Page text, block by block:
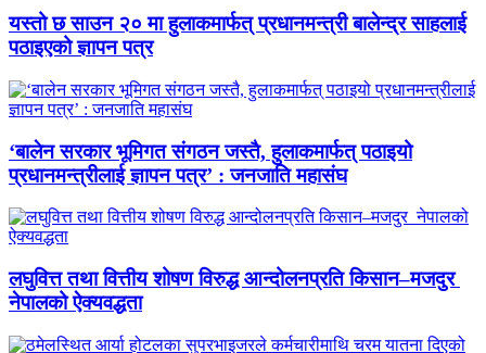
यस्तो छ साउन २० मा हुलाकमार्फत् प्रधानमन्त्री बालेन्द्र साहलाई
पठाइएको ज्ञापन पत्र
‘बालेन सरकार भूमिगत संगठन जस्तै, हुलाकमार्फत् पठाइयो
प्रधानमन्त्रीलाई ज्ञापन पत्र’ : जनजाति महासंघ
लघुवित्त तथा वित्तीय शोषण विरुद्ध आन्दोलनप्रति किसान–मजदुर
नेपालको ऐक्यवद्धता